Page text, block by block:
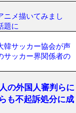
ニメ描いてみまし
題に
韓サッカー協会が声
サッカー界関係者の
の外国人審判らに
も不起訴処分に成